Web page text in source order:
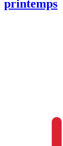
printemps